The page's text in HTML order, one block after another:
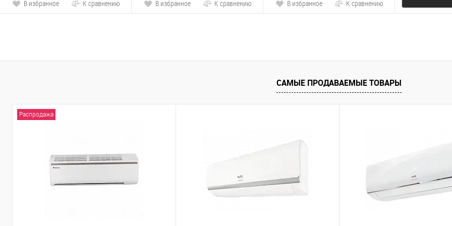
В избранное
К сравнению
В избранное
К сравнению
В избранное
К сравнению
САМЫЕ ПРОДАВАЕМЫЕ ТОВАРЫ
Распродажа